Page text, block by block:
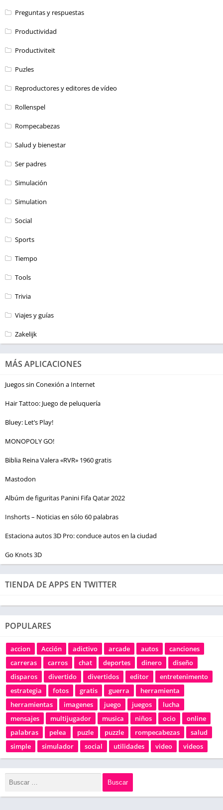
Preguntas y respuestas
Productividad
Productiviteit
Puzles
Reproductores y editores de vídeo
Rollenspel
Rompecabezas
Salud y bienestar
Ser padres
Simulación
Simulation
Social
Sports
Tiempo
Tools
Trivia
Viajes y guías
Zakelijk
MÁS APLICACIONES
Juegos sin Conexión a Internet
Hair Tattoo: Juego de peluquería
Bluey: Let’s Play!
MONOPOLY GO!
Biblia Reina Valera «RVR» 1960 gratis
Mastodon
Albúm de figuritas Panini Fifa Qatar 2022
Inshorts – Noticias en sólo 60 palabras
Estaciona autos 3D Pro: conduce autos en la ciudad
Go Knots 3D
TIENDA DE APPS EN TWITTER
POPULARES
accion Acción adictivo arcade autos
canciones
carreras
carros chat deportes dinero
diseño
disparos
divertido divertidos editor
entretenimento
estrategia
fotos gratis guerra
herramienta
herramientas
imagenes juego juegos
lucha
mensajes
multijugador musica niños ocio
online
palabras
pelea puzle puzzle rompecabezas
salud
simple
simulador social utilidades video videos